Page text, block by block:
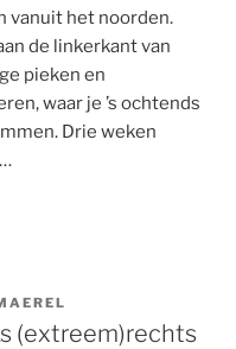
vanuit het noorden.
de linkerkant van
pieken en
waar je ’s ochtends
Drie weken
(extreem)rechts